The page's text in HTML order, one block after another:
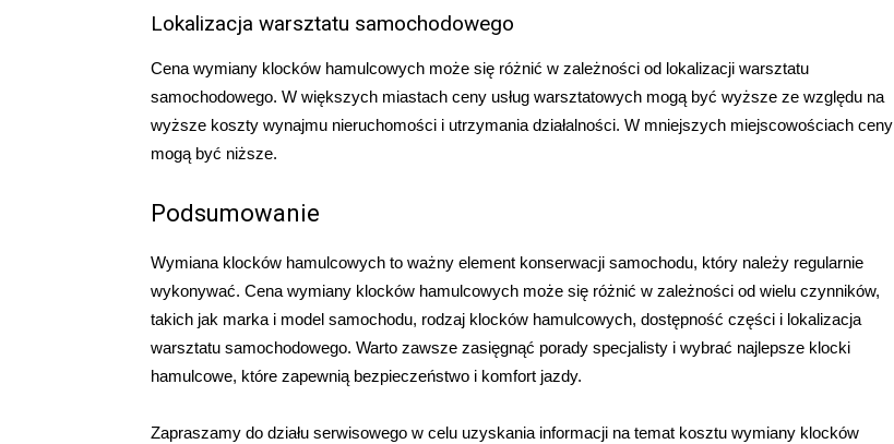
Lokalizacja warsztatu samochodowego
Cena wymiany klocków hamulcowych może się różnić w zależności od lokalizacji warsztatu
samochodowego. W większych miastach ceny usług warsztatowych mogą być wyższe ze względu na
wyższe koszty wynajmu nieruchomości i utrzymania działalności. W mniejszych miejscowościach ceny
mogą być niższe.
Podsumowanie
Wymiana klocków hamulcowych to ważny element konserwacji samochodu, który należy regularnie
wykonywać. Cena wymiany klocków hamulcowych może się różnić w zależności od wielu czynników,
takich jak marka i model samochodu, rodzaj klocków hamulcowych, dostępność części i lokalizacja
warsztatu samochodowego. Warto zawsze zasięgnąć porady specjalisty i wybrać najlepsze klocki
hamulcowe, które zapewnią bezpieczeństwo i komfort jazdy.
Zapraszamy do działu serwisowego w celu uzyskania informacji na temat kosztu wymiany klocków